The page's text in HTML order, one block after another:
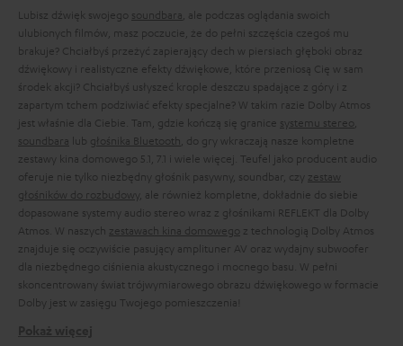
Lubisz dźwięk swojego soundbara , ale podczas oglądania swoich
ulubionych filmów, masz poczucie, że do pełni szczęścia czegoś mu
brakuje? Chciałbyś przeżyć zapierający dech w piersiach głęboki obraz
dźwiękowy i realistyczne efekty dźwiękowe, które przeniosą Cię w sam
środek akcji? Chciałbyś usłyszeć krople deszczu spadające z góry i z
zapartym tchem podziwiać efekty specjalne? W takim razie Dolby Atmos
jest właśnie dla Ciebie. Tam, gdzie kończą się granice systemu stereo
soundbara lub głośnika Bluetooth , do gry wkraczają nasze kompletne
zestawy kina domowego 5.1, 7.1 i wiele więcej. Teufel jako producent audio
oferuje nie tylko niezbędny głośnik pasywny, soundbar, czy zestaw
głośników do rozbudowy
, ale również kompletne, dokładnie do siebie
dopasowane systemy audio stereo wraz z głośnikami REFLEKT dla Dolby
Atmos. W naszych zestawach kina domowego z technologią Dolby Atmos
znajduje się oczywiście pasujący amplituner AV oraz wydajny subwoofer
dla niezbędnego ciśnienia akustycznego i mocnego basu. W pełni
skoncentrowany świat trójwymiarowego obrazu dźwiękowego w formacie
Dolby jest w zasięgu Twojego pomieszczenia!